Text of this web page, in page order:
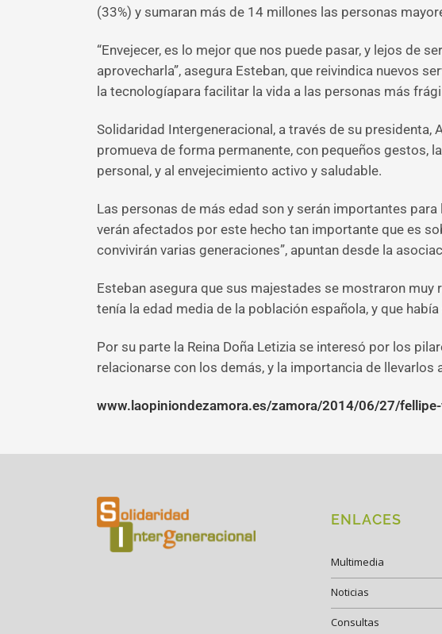
(33%) y sumaran más de 14 millones las personas
“Envejecer, es lo mejor que nos puede pasar, y lejos de
aprovecharla”, asegura Esteban, que reivindica nuevos
la tecnologíapara facilitar la vida a las personas más
Solidaridad Intergeneracional, a través de su presidenta,
promueva de forma permanente, con pequeños gestos,
personal, y al envejecimiento activo y saludable.
Las personas de más edad son y serán importantes
verán afectados por este hecho tan importante que es
convivirán varias generaciones”, apuntan desde la
Esteban asegura que sus majestades se mostraron muy
tenía la edad media de la población española, y que
Por su parte la Reina Doña Letizia se interesó por los
relacionarse con los demás, y la importancia de llevarlos
www.laopiniondezamora.es/zamora/2014/06/27/
ENLACES
Multimedia
Noticias
Consultas